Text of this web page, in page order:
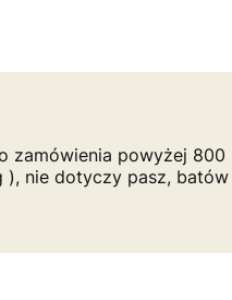
zamówienia powyżej 800
), nie dotyczy pasz, batów